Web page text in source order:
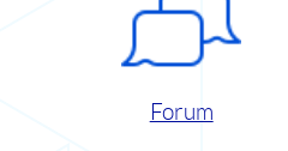
Forum